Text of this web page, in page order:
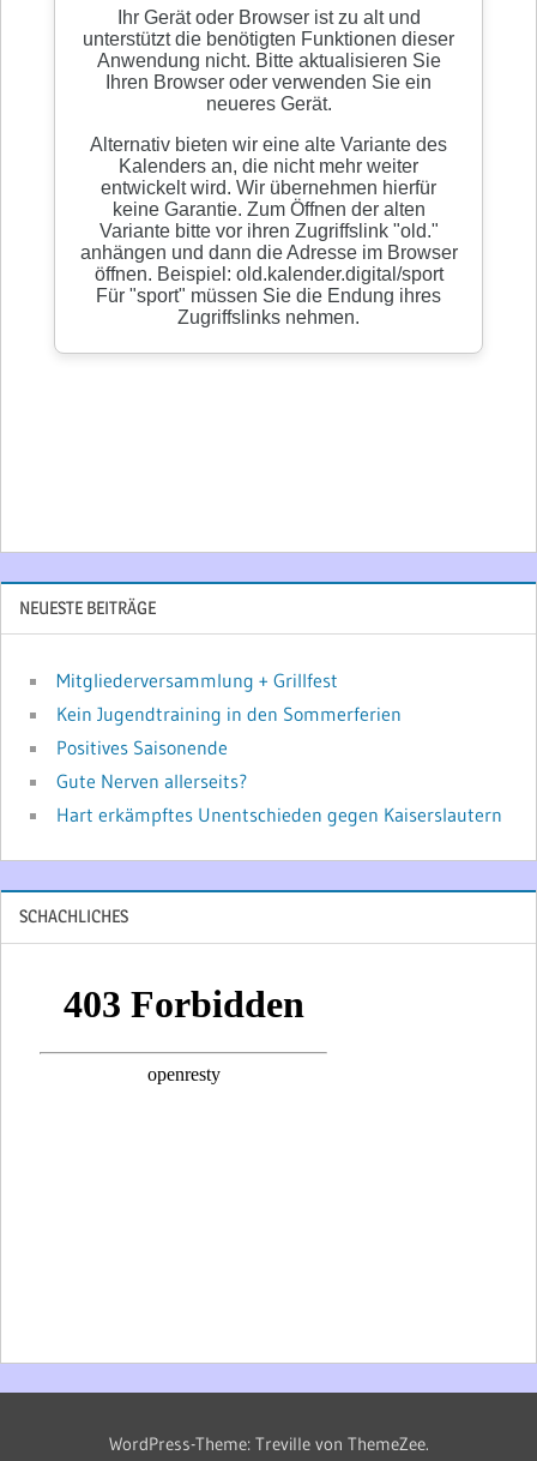
NEUESTE BEITRÄGE
Mitgliederversammlung + Grillfest
Kein Jugendtraining in den Sommerferien
Positives Saisonende
Gute Nerven allerseits?
Hart erkämpftes Unentschieden gegen Kaiserslautern
SCHACHLICHES
WordPress-Theme: Treville von ThemeZee.